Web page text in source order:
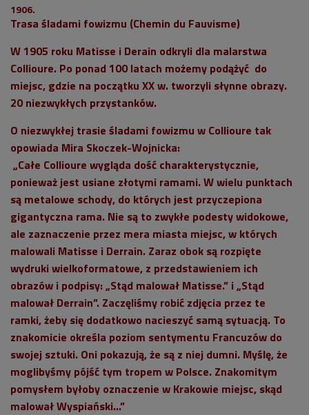
1906.
Trasa śladami fowizmu (Chemin du Fauvisme)
W 1905 roku Matisse i Derain odkryli dla malarstwa
Collioure. Po ponad 100 latach możemy podążyć do
miejsc, gdzie na początku XX w. tworzyli słynne obrazy.
20 niezwykłych przystanków.
O niezwykłej trasie śladami fowizmu w Collioure tak
opowiada Mira Skoczek-Wojnicka:
„Całe Collioure wygląda dość charakterystycznie,
ponieważ jest usiane złotymi ramami. W wielu punktach
są metalowe schody, do których jest przyczepiona
gigantyczna rama. Nie są to zwykłe podesty widokowe,
ale zaznaczenie przez mera miasta miejsc, w których
malowali Matisse i Derrain. Zaraz obok są rozpięte
wydruki wielkoformatowe, z przedstawieniem ich
obrazów i podpisy: „Stąd malował Matisse.” i „Stąd
malował Derrain”. Zaczęliśmy robić zdjęcia przez te
ramki, żeby się dodatkowo nacieszyć samą sytuacją. To
znakomicie określa poziom sentymentu Francuzów do
swojej sztuki. Oni pokazują, że są z niej dumni. Myślę, że
moglibyśmy pójść tym tropem w Polsce. Znakomitym
pomysłem byłoby oznaczenie w Krakowie miejsc, skąd
malował Wyspiański...”